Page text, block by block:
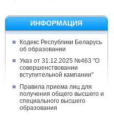
ИНФОРМАЦИЯ
Кодекс Республики Беларусь
об образовании
Указ от 31.12.2025 №463 "О
совершенствовании
вступительной кампании"
Правила приема лиц для
получения общего высшего и
специального высшего
образования